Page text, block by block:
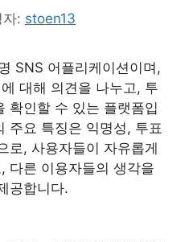
자: stoen13
SNS 어플리케이션이며,
대해 의견을 나누고, 투
확인할 수 있는 플랫폼입
주요 특징은 익명성, 투표
로, 사용자들이 자유롭게
다른 이용자들의 생각을
공합니다.